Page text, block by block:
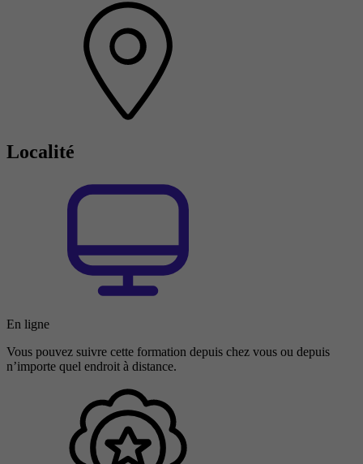
Localité
En ligne
Vous pouvez suivre cette formation depuis chez vous ou depuis
n’importe quel endroit à distance.